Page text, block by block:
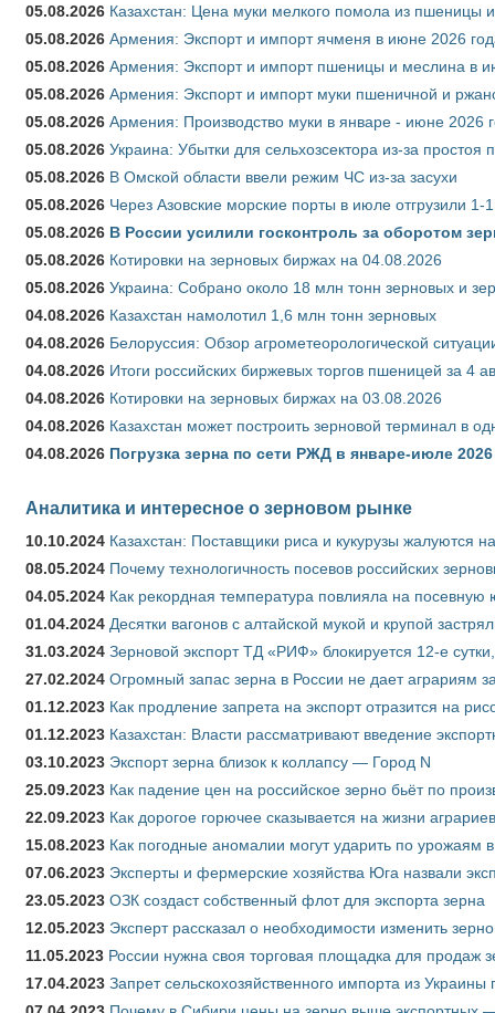
05.08.2026 Казахстан: Цена муки мелкого помола из пшеницы
05.08.2026 Армения: Экспорт и импорт ячменя в июне 2026
05.08.2026 Армения: Экспорт и импорт пшеницы и меслина в
05.08.2026 Армения: Экспорт и импорт муки пшеничной и
05.08.2026 Армения: Производство муки в январе - июне 2026
05.08.2026 Украина: Убытки для сельхозсектора из-за простоя
05.08.2026 В Омской области ввели режим ЧС из-за засухи
05.08.2026 Через Азовские морские порты в июле отгрузили
05.08.2026 В России усилили госконтроль за оборотом
05.08.2026 Котировки на зерновых биржах на 04.08.2026
05.08.2026 Украина: Собрано около 18 млн тонн зерновых и
04.08.2026 Казахстан намолотил 1,6 млн тонн зерновых
04.08.2026 Белоруссия: Обзор агрометеорологической
04.08.2026 Итоги российских биржевых торгов пшеницей за 4
04.08.2026 Котировки на зерновых биржах на 03.08.2026
04.08.2026 Казахстан может построить зерновой терминал в
04.08.2026 Погрузка зерна по сети РЖД в январе-июле
Аналитика и интересное о зерновом рынке
10.10.2024 Казахстан: Поставщики риса и кукурузы жалуются
08.05.2024 Почему технологичность посевов российских
04.05.2024 Как рекордная температура повлияла на
01.04.2024 Десятки вагонов с алтайской мукой и крупой
31.03.2024 Зерновой экспорт ТД «РИФ» блокируется 12-е
27.02.2024 Огромный запас зерна в России не дает аграриям
01.12.2023 Как продление запрета на экспорт отразится на
01.12.2023 Казахстан: Власти рассматривают введение
03.10.2023 Экспорт зерна близок к коллапсу — Город N
25.09.2023 Как падение цен на российское зерно бьёт по
22.09.2023 Как дорогое горючее сказывается на жизни аграриев
15.08.2023 Как погодные аномалии могут ударить по урожаям
07.06.2023 Эксперты и фермерские хозяйства Юга назвали
23.05.2023 ОЗК создаст собственный флот для экспорта зерна
12.05.2023 Эксперт рассказал о необходимости изменить
11.05.2023 России нужна своя торговая площадка для продаж
17.04.2023 Запрет сельскохозяйственного импорта из